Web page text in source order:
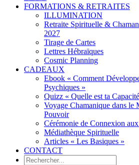
FORMATIONS & RETRAITES
ILLUMINATION
Retraite Spirituelle &
2027
Tirage de Cartes
Lettres Hébraïques
Cosmic Planning
CADEAUX
Ebook « Comment
Psychiques »
Quizz « Quelle est ta
Voyage Chamanique dans le
Pouvoir
Cérémonie de Connexion
Médiathèque Spirituelle
Articles « Les Basiques »
CONTACT